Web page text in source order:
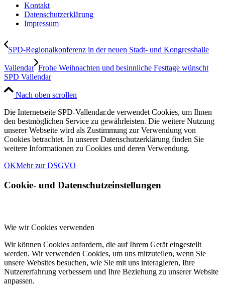
Kontakt
Datenschutzerklärung
Impressum
SPD-Regionalkonferenz in der neuen Stadt- und Kongresshalle
Vallendar Frohe Weihnachten und besinnliche Festtage wünscht
SPD Vallendar
Nach oben scrollen
Die Internetseite SPD-Vallendar.de verwendet Cookies, um Ihnen
den bestmöglichen Service zu gewährleisten. Die weitere Nutzung
unserer Webseite wird als Zustimmung zur Verwendung von
Cookies betrachtet. In unserer Datenschutzerklärung finden Sie
weitere Informationen zu Cookies und deren Verwendung.
OKMehr zur DSGVO
Cookie- und Datenschutzeinstellungen
Wie wir Cookies verwenden
Wir können Cookies anfordern, die auf Ihrem Gerät eingestellt
werden. Wir verwenden Cookies, um uns mitzuteilen, wenn Sie
unsere Websites besuchen, wie Sie mit uns interagieren, Ihre
Nutzererfahrung verbessern und Ihre Beziehung zu unserer Website
anpassen.